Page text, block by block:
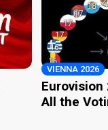
VIENNA 2026
Eurovision
All the